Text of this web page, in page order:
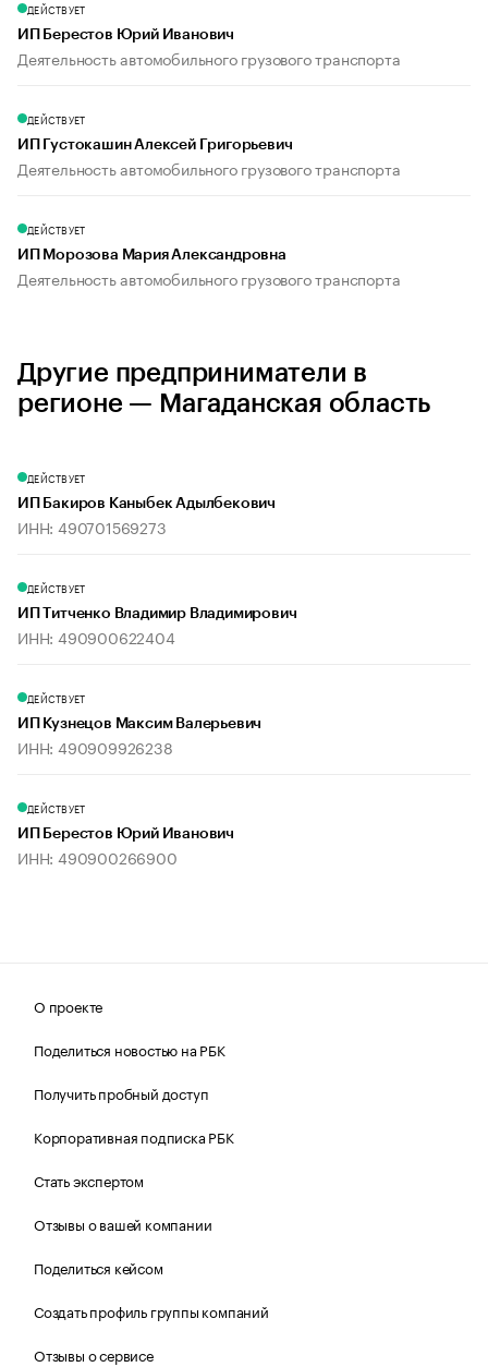
ДЕЙСТВУЕТ
ИП Берестов Юрий Иванович
Деятельность автомобильного грузового транспорта
ДЕЙСТВУЕТ
ИП Густокашин Алексей Григорьевич
Деятельность автомобильного грузового транспорта
ДЕЙСТВУЕТ
ИП Морозова Мария Александровна
Деятельность автомобильного грузового транспорта
Другие предприниматели в
регионе — Магаданская область
ДЕЙСТВУЕТ
ИП Бакиров Каныбек Адылбекович
ИНН: 490701569273
ДЕЙСТВУЕТ
ИП Титченко Владимир Владимирович
ИНН: 490900622404
ДЕЙСТВУЕТ
ИП Кузнецов Максим Валерьевич
ИНН: 490909926238
ДЕЙСТВУЕТ
ИП Берестов Юрий Иванович
ИНН: 490900266900
О проекте
Поделиться новостью на РБК
Получить пробный доступ
Корпоративная подписка РБК
Стать экспертом
Отзывы о вашей компании
Поделиться кейсом
Создать профиль группы компаний
Отзывы о сервисе